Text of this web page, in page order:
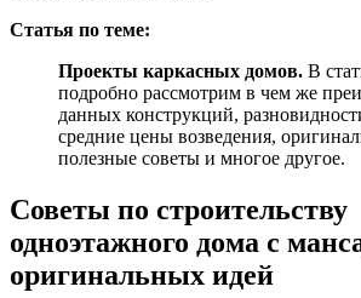
Статья по теме:
Проекты каркасных домов. В
подробно рассмотрим в чем же
данных конструкций,
средние цены возведения,
полезные советы и многое другое.
Советы по строительству
одноэтажного дома с
оригинальных идей